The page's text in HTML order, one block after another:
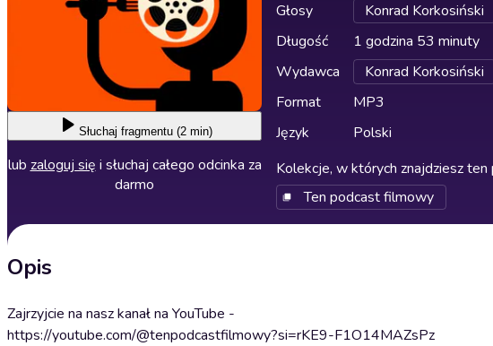
Słuchaj fragmentu (2 min)
lub zaloguj się i słuchaj całego odcinka za
darmo
Głosy Konrad Korkosiński
Długość
1 godzina 53 minuty
Wydawca
Konrad Korkosiński
Format
MP3
Język
Polski
Kolekcje, w których znajdziesz
Ten podcast filmowy
Opis
Zajrzyjcie na nasz kanał na YouTube -
https://youtube.com/@tenpodcastfilmowy?si=rKE9-F1O14MAZsPz